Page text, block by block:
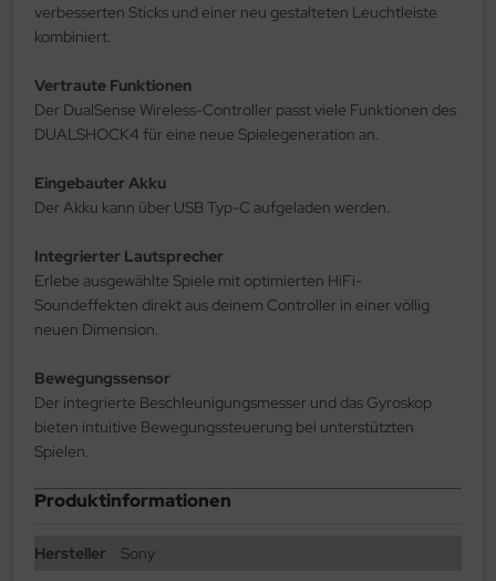
verbesserten Sticks und einer neu gestalteten Leuchtleiste
kombiniert.
Vertraute Funktionen
Der DualSense Wireless-Controller passt viele Funktionen des
DUALSHOCK4 für eine neue Spielegeneration an.
Eingebauter Akku
Der Akku kann über USB Typ-C aufgeladen werden.
Integrierter Lautsprecher
Erlebe ausgewählte Spiele mit optimierten HiFi-
Soundeffekten direkt aus deinem Controller in einer völlig
neuen Dimension.
Bewegungssensor
Der integrierte Beschleunigungsmesser und das Gyroskop
bieten intuitive Bewegungssteuerung bei unterstützten
Spielen.
Produktinformationen
Hersteller
Sony